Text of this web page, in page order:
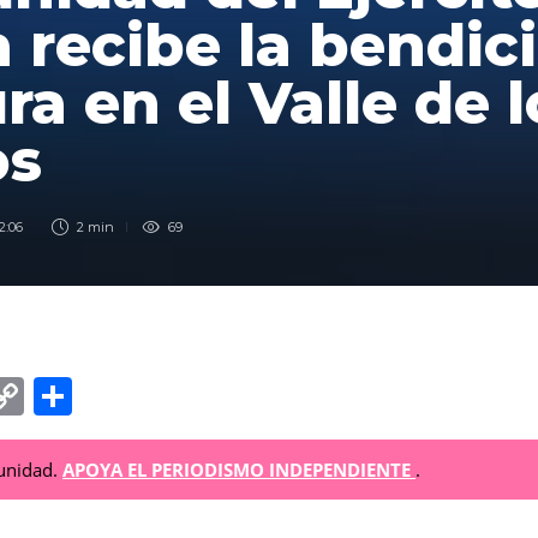
recibe la
en el Valle de
2 min 69
C
o
p
o
m
APOYA EL PERIODISMO INDEPENDIENTE .